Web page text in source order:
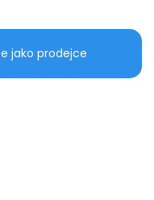
jako prodejce